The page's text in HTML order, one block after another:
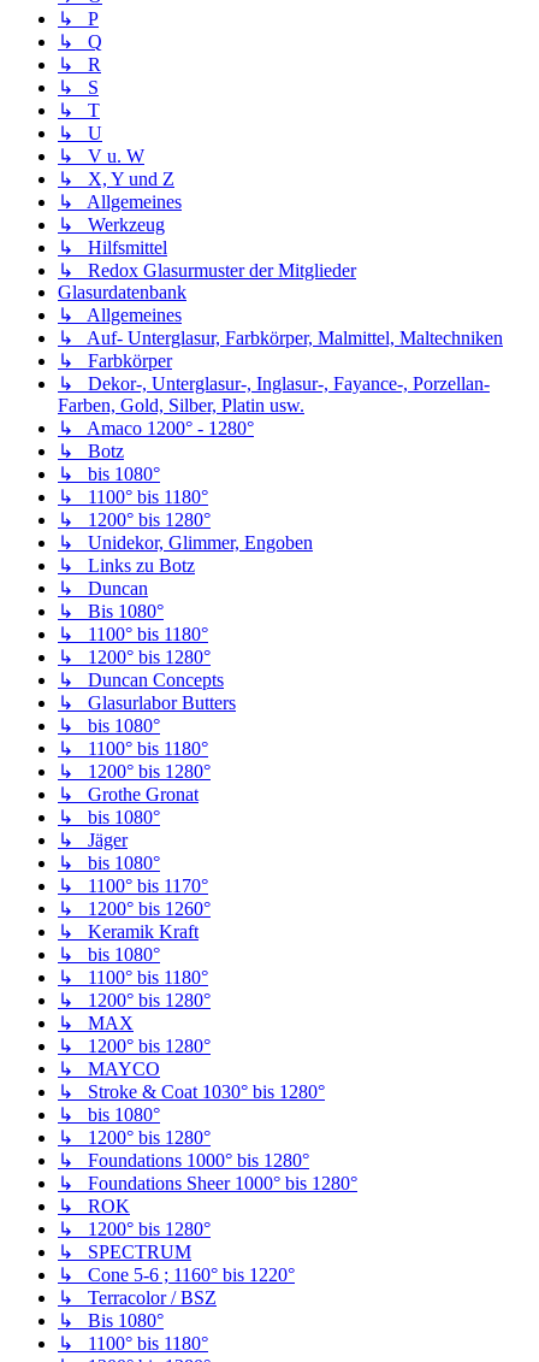
↳ P
↳ Q
↳ R
↳ S
↳ T
↳ U
↳ V u. W
↳ X, Y und Z
↳ Allgemeines
↳ Werkzeug
↳ Hilfsmittel
↳ Redox Glasurmuster der Mitglieder
Glasurdatenbank
↳ Allgemeines
↳ Auf- Unterglasur, Farbkörper, Malmittel, Maltechniken
↳ Farbkörper
↳ Dekor-, Unterglasur-, Inglasur-, Fayance-, Porzellan-
Farben, Gold, Silber, Platin usw.
↳ Amaco 1200° - 1280°
↳ Botz
↳ bis 1080°
↳ 1100° bis 1180°
↳ 1200° bis 1280°
↳ Unidekor, Glimmer, Engoben
↳ Links zu Botz
↳ Duncan
↳ Bis 1080°
↳ 1100° bis 1180°
↳ 1200° bis 1280°
↳ Duncan Concepts
↳ Glasurlabor Butters
↳ bis 1080°
↳ 1100° bis 1180°
↳ 1200° bis 1280°
↳ Grothe Gronat
↳ bis 1080°
↳ Jäger
↳ bis 1080°
↳ 1100° bis 1170°
↳ 1200° bis 1260°
↳ Keramik Kraft
↳ bis 1080°
↳ 1100° bis 1180°
↳ 1200° bis 1280°
↳ MAX
↳ 1200° bis 1280°
↳ MAYCO
↳ Stroke & Coat 1030° bis 1280°
↳ bis 1080°
↳ 1200° bis 1280°
↳ Foundations 1000° bis 1280°
↳ Foundations Sheer 1000° bis 1280°
↳ ROK
↳ 1200° bis 1280°
↳ SPECTRUM
↳ Cone 5-6 ; 1160° bis 1220°
↳ Terracolor / BSZ
↳ Bis 1080°
↳ 1100° bis 1180°